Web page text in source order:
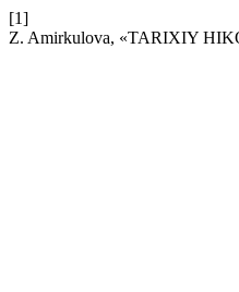
[1]
Z. Amirkulova, «TARIXIY